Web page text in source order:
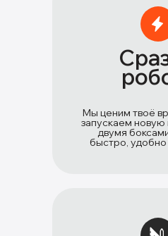
Мы ценим твоё
запускаем новую
двумя
быстро,